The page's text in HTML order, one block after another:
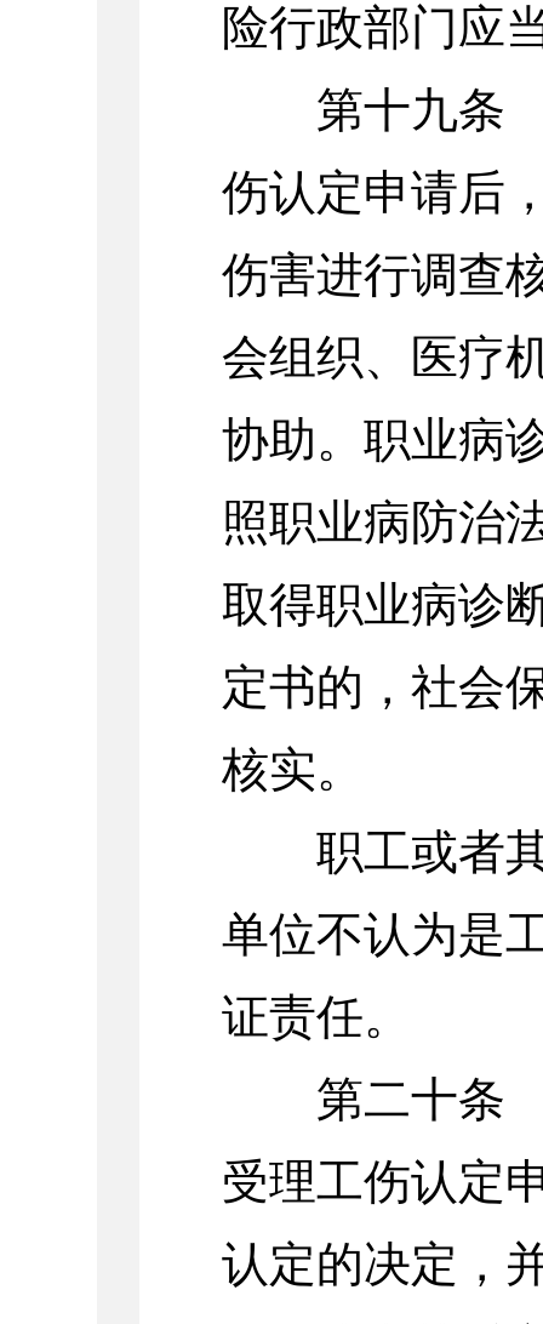
险行政部门应
第十九条
伤认定申请后
伤害进行调查
会组织、医疗
协助。职业病
照职业病防治
取得职业病诊
定书的，社会
核实。
职工或者其
单位不认为是
证责任。
第二十条
受理工伤认定
认定的决定，